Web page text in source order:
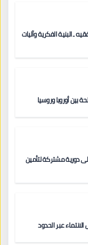
ـ البنية الفكرية وآليات
بين أوروبا وروسيا
دورية مشتركة لتأمين
عبر الحدود